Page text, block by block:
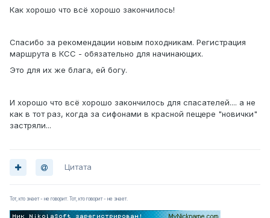
Как хорошо что всё хорошо закончилось!
Спасибо за рекомендации новым походникам. Регистрация
маршрута в КСС - обязательно для начинающих.
Это для их же блага, ей богу.
И хорошо что всё хорошо закончилось для спасателей.... а не
как в тот раз, когда за сифонами в красной пещере "новички"
застряли...
Цитата
Тот, кто знает - не говорит. Тот, кто говорит - не знает.